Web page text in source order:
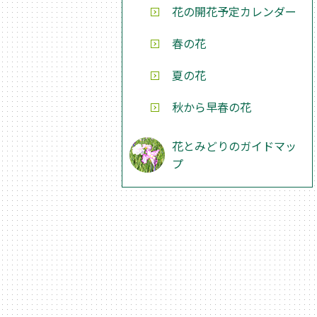
花の開花予定カレンダー
春の花
夏の花
秋から早春の花
花とみどりのガイドマッ
プ